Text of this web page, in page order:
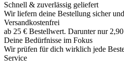
Schnell & zuverlässig geliefert
Wir liefern deine Bestellung sicher und
Versandkostenfrei
ab 25 € Bestellwert. Darunter nur 2,90
Deine Bedürfnisse im Fokus
Wir prüfen für dich wirklich jede
Service